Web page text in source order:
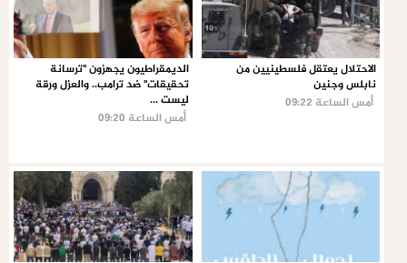
الاحتلال يعتقل فلسطينيين من
نابلس وجنين
أمس الساعة 09:22
الديمقراطيون يجهزون "ترسانة
تحقيقات" ضد ترامب.. والعزل ورقة
ليست ...
أمس الساعة 09:20